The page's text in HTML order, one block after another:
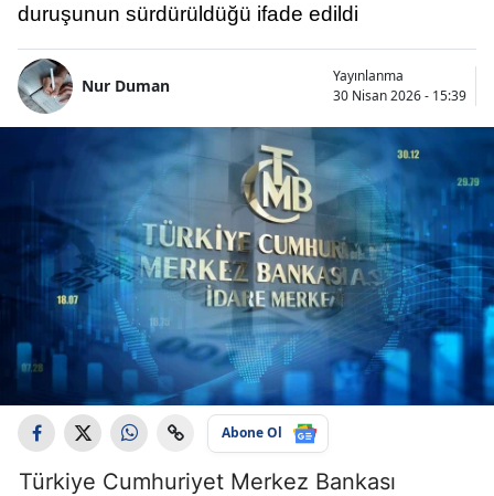
duruşunun sürdürüldüğü ifade edildi
Nur Duman
Yayınlanma
30 Nisan 2026 - 15:39
Abone Ol
Türkiye Cumhuriyet Merkez Bankası